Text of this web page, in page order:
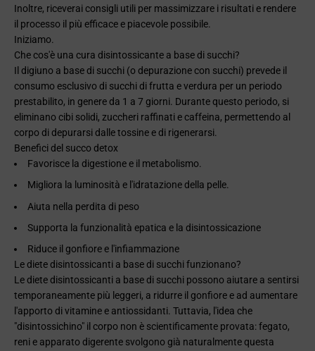
Inoltre, riceverai consigli utili per massimizzare i risultati e rendere
il processo il più efficace e piacevole possibile.
Iniziamo.
Che cos'è una cura disintossicante a base di succhi?
Il digiuno a base di succhi (o depurazione con succhi) prevede il
consumo esclusivo di succhi di frutta e verdura per un periodo
prestabilito, in genere da 1 a 7 giorni. Durante questo periodo, si
eliminano cibi solidi, zuccheri raffinati e caffeina, permettendo al
corpo di depurarsi dalle tossine e di rigenerarsi.
Benefici del succo detox
Favorisce la digestione e il metabolismo.
Migliora la luminosità e l'idratazione della pelle.
Aiuta nella perdita di peso
Supporta la funzionalità epatica e la disintossicazione
Riduce il gonfiore e l'infiammazione
Le diete disintossicanti a base di succhi funzionano?
Le diete disintossicanti a base di succhi possono aiutare a sentirsi
temporaneamente più leggeri, a ridurre il gonfiore e ad aumentare
l'apporto di vitamine e antiossidanti. Tuttavia, l'idea che
"disintossichino" il corpo non è scientificamente provata: fegato,
reni e apparato digerente svolgono già naturalmente questa